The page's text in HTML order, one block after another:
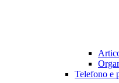
Telefono e